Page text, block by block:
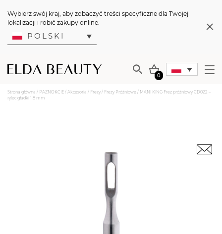
Wybierz swój kraj, aby zobaczyć treści specyficzne dla Twojej
lokalizacji i robić zakupy online.
POLSKI
0
Strona główna / PAZNOKCIE / Akcesoria / Frezy / Frezy Próżniowe / MANI KING Frez próżniowy CD022 –
rylec gładki 1,8 mm